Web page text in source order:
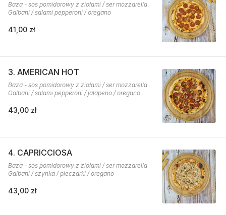
Baza - sos pomidorowy z ziołami / ser mozzarella
Galbani / salami pepperoni / oregano
41,00 zł
3. AMERICAN HOT
Baza - sos pomidorowy z ziołami / ser mozzarella
Galbani / salami pepperoni / jalapeno / oregano
43,00 zł
4. CAPRICCIOSA
Baza - sos pomidorowy z ziołami / ser mozzarella
Galbani / szynka / pieczarki / oregano
43,00 zł